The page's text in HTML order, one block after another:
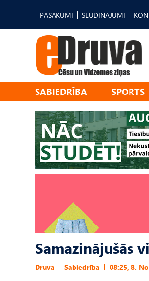
PASĀKUMI SLUDINĀJUMI
SABIEDRĪBA SPORTS
Samazinājušās
Druva Sabiedrība 08:25, 8.